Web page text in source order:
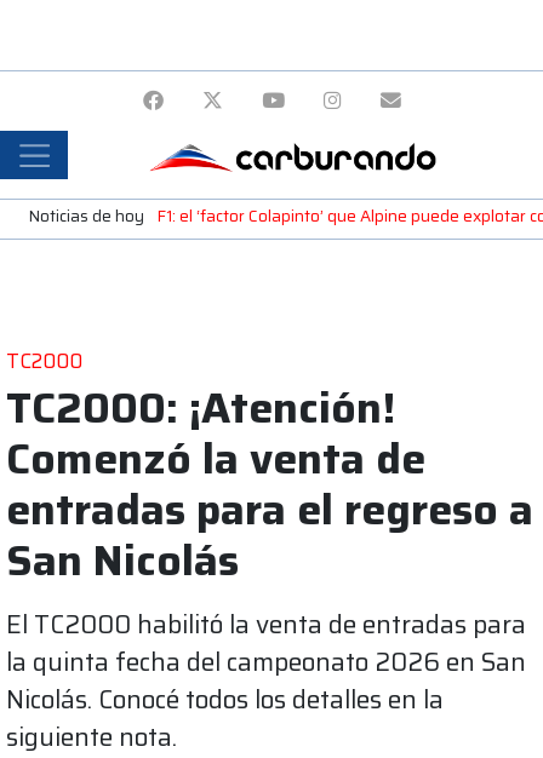
Noticias de hoy F1: el ‘factor Colapinto’ que Alpine puede explotar
TC2000
TC2000: ¡Atención!
Comenzó la venta de
entradas para el regreso a
San Nicolás
El TC2000 habilitó la venta de entradas para
la quinta fecha del campeonato 2026 en San
Nicolás. Conocé todos los detalles en la
siguiente nota.